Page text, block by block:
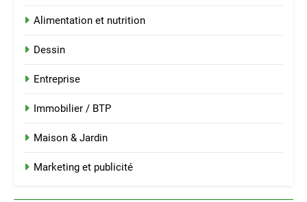
Alimentation et nutrition
Dessin
Entreprise
Immobilier / BTP
Maison & Jardin
Marketing et publicité